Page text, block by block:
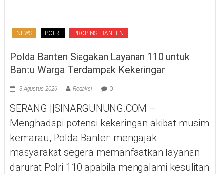
NEWS POLRI PROPINSI BANTEN
Polda Banten Siagakan Layanan 110 untuk
Bantu Warga Terdampak Kekeringan
3 Agustus 2026 Redaksi 0
SERANG ||SINARGUNUNG.COM –
Menghadapi potensi kekeringan akibat musim
kemarau, Polda Banten mengajak
masyarakat segera memanfaatkan layanan
darurat Polri 110 apabila mengalami kesulitan